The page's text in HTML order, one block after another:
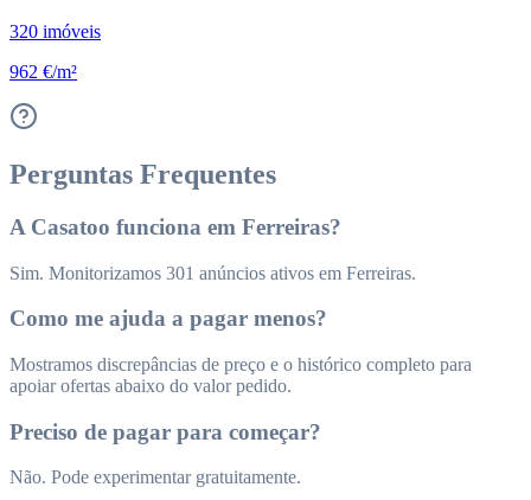
320 imóveis
962 €/m²
Perguntas Frequentes
A Casatoo funciona em Ferreiras?
Sim. Monitorizamos 301 anúncios ativos em Ferreiras.
Como me ajuda a pagar menos?
Mostramos discrepâncias de preço e o histórico completo para
apoiar ofertas abaixo do valor pedido.
Preciso de pagar para começar?
Não. Pode experimentar gratuitamente.